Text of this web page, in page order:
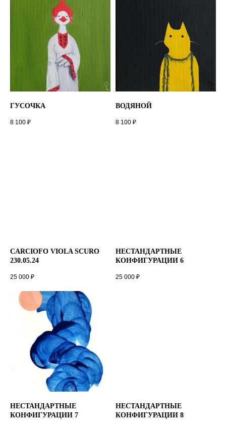
ГУСОЧКА
8 100 ₽
ВОДЯНОЙ
8 100 ₽
CARCIOFO VIOLA SCURO
230.05.24
25 000 ₽
НЕСТАНДАРТНЫЕ
КОНФИГУРАЦИИ 6
25 000 ₽
НЕСТАНДАРТНЫЕ
КОНФИГУРАЦИИ 7
НЕСТАНДАРТНЫЕ
КОНФИГУРАЦИИ 8